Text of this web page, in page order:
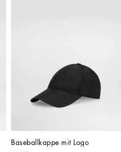
Baseballkappe mit Logo